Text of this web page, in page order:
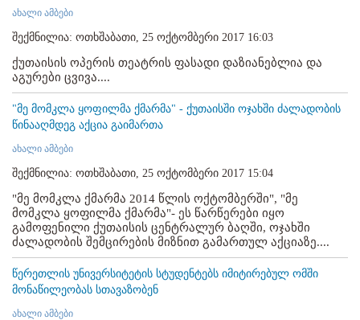
ახალი ამბები
შექმნილია: ოთხშაბათი, 25 ოქტომბერი 2017 16:03
ქუთაისის ოპერის თეატრის ფასადი დაზიანებლია და
აგურები ცვივა....
"მე მომკლა ყოფილმა ქმარმა" - ქუთაისში ოჯახში ძალადობის
წინააღმდეგ აქცია გაიმართა
ახალი ამბები
შექმნილია: ოთხშაბათი, 25 ოქტომბერი 2017 15:04
"მე მომკლა ქმარმა 2014 წლის ოქტომბერში", "მე
მომკლა ყოფილმა ქმარმა"- ეს წარწერები იყო
გამოფენილი ქუთაისის ცენტრალურ ბაღში, ოჯახში
ძალადობის შემცირების მიზნით გამართულ აქციაზე....
წერეთლის უნივერსიტეტის სტუდენტებს იმიტირებულ ომში
მონაწილეობას სთავაზობენ
ახალი ამბები